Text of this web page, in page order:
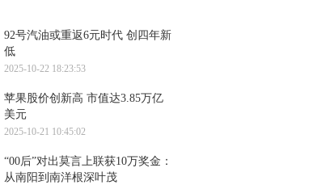
92号汽油或重返6元时代 创四年新
低
2025-10-22 18:23:53
苹果股价创新高 市值达3.85万亿
美元
2025-10-21 10:45:02
“00后”对出莫言上联获10万奖金：
从南阳到南洋根深叶茂